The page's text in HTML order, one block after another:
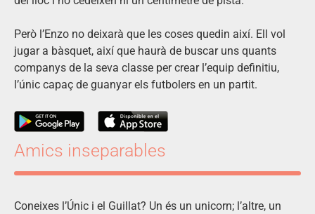
Però l’Enzo no deixarà que les coses quedin així. Ell vol
jugar a bàsquet, així que haurà de buscar uns quants
companys de la seva classe per crear l’equip definitiu,
l’únic capaç de guanyar els futbolers en un partit.
Amics inseparables
Coneixes l’Únic i el Guillat? Un és un unicorn; l’altre, un